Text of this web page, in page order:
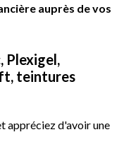
auprès de vos
Plexigel,
teintures
appréciez d'avoir une